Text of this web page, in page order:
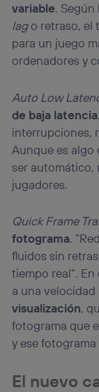
variable. Según
lago retraso, el
para un juego
ordenadores y
Auto Low
de baja latencia
interrupciones,
Aunque es algo
ser automático,
jugadores.
Quick Frame
fotograma.
fluidos sin
tiempo real”.
a una
visualización,
fotograma que
y ese
El nuevo